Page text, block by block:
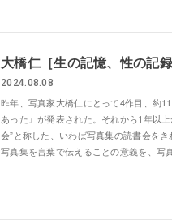
大橋仁［生の記憶、性の記録
2024.08.08
昨年、写真家大橋仁にとって4作目、約
あった』が発表された。それから1年以
会”と称した、いわば写真集の読書会を
写真集を言葉で伝えることの意義を、写